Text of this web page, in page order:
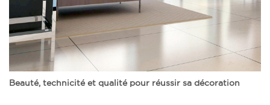
Beauté, technicité et qualité pour réussir sa décoration